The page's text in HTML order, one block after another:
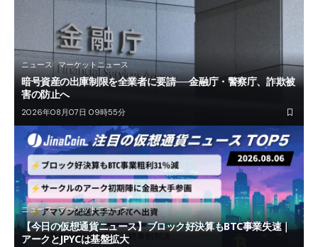
ニュース マーケットニュース
暗号資産の出庫制限を全業者に要請──金融庁・警察庁、詐欺被
害の防止へ
2026年08月07日 09時55分
ニュース マーケットニュース
【今日の仮想通貨ニュース】ブロック好決算もBTC事業失速｜
アークとJPYCは基盤拡大